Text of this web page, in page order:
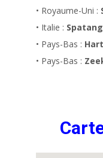
• Royaume-Uni :
• Italie :
• Pays-Bas :
• Pays-Bas :